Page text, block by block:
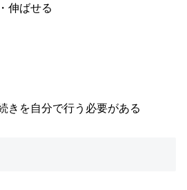
伸ばせる
きを自分で行う必要がある